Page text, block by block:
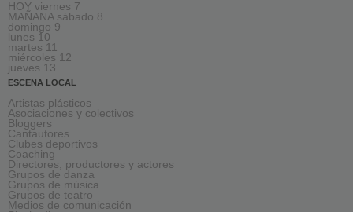
HOY viernes 7
MAÑANA sábado 8
domingo 9
lunes 10
martes 11
miércoles 12
jueves 13
ESCENA LOCAL
Artistas plásticos
Asociaciones y colectivos
Bloggers
Cantautores
Clubes deportivos
Coaching
Directores, productores y actores
Grupos de danza
Grupos de música
Grupos de teatro
Medios de comunicación